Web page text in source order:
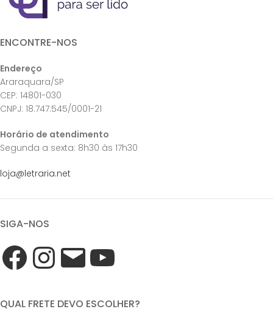
ENCONTRE-NOS
Endereço
Araraquara/SP
CEP: 14801-030
CNPJ: 18.747.545/0001-21
Horário de atendimento
Segunda a sexta: 8h30 às 17h30
loja@letraria.net
SIGA-NOS
QUAL FRETE DEVO ESCOLHER?